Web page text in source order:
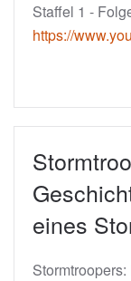
Staffel 1 -
https://
eines